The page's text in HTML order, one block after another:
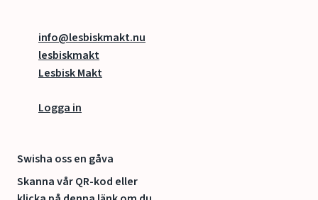
info@lesbiskmakt.nu
lesbiskmakt
Lesbisk Makt
Logga in
Swisha oss en gåva
Skanna vår QR-kod eller